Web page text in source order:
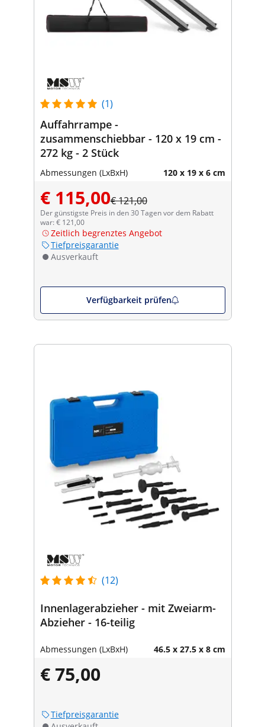
(1)
Auffahrrampe -
zusammenschiebbar - 120 x 19 cm -
272 kg - 2 Stück
Abmessungen (LxBxH) 120 x 19 x 6 cm
€ 115,00€ 121,00
Der günstigste Preis in den 30 Tagen vor dem Rabatt
war: € 121,00
Zeitlich begrenztes Angebot
Tiefpreisgarantie
Ausverkauft
Verfügbarkeit prüfen
(12)
Innenlagerabzieher - mit Zweiarm-
Abzieher - 16-teilig
Abmessungen (LxBxH) 46.5 x 27.5 x 8 cm
€ 75,00
Tiefpreisgarantie